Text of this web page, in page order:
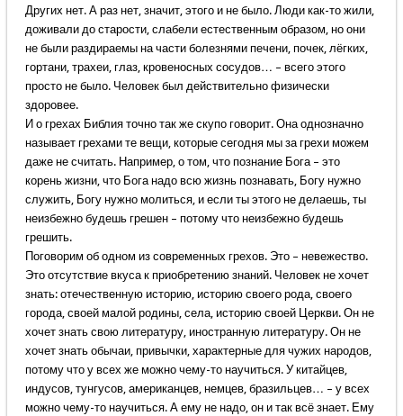
Других нет. А раз нет, значит, этого и не было. Люди как-то жили,
доживали до старости, слабели естественным образом, но они
не были раздираемы на части болезнями печени, почек, лёгких,
гортани, трахеи, глаз, кровеносных сосудов… – всего этого
просто не было. Человек был действительно физически
здоровее.
И о грехах Библия точно так же скупо говорит. Она однозначно
называет грехами те вещи, которые сегодня мы за грехи можем
даже не считать. Например, о том, что познание Бога – это
корень жизни, что Бога надо всю жизнь познавать, Богу нужно
служить, Богу нужно молиться, и если ты этого не делаешь, ты
неизбежно будешь грешен – потому что неизбежно будешь
грешить.
Поговорим об одном из современных грехов. Это – невежество.
Это отсутствие вкуса к приобретению знаний. Человек не хочет
знать: отечественную историю, историю своего рода, своего
города, своей малой родины, села, историю своей Церкви. Он не
хочет знать свою литературу, иностранную литературу. Он не
хочет знать обычаи, привычки, характерные для чужих народов,
потому что у всех же можно чему-то научиться. У китайцев,
индусов, тунгусов, американцев, немцев, бразильцев… – у всех
можно чему-то научиться. А ему не надо, он и так всё знает. Ему